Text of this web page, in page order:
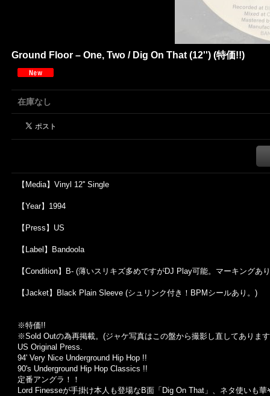
Ground Floor – One, Two / Dig On That (12'') (特価!!)
在庫なし
【Media】Vinyl 12'' Single
【Year】1994
【Press】US
【Label】Bandoola
【Condition】B- (薄いスリキズ多めですがDJ Play可能。マーキングあ
【Jacket】Black Plain Sleeve (シュリンク付き！BPMシールあり。)
※特価!!
※Sold Outの為再掲載。 (ジャケ写真はこの盤から撮影し直してありま
US Original Press.
94' Very Nice Underground Hip Hop !!
90's Underground Hip Hop Classics !!
定番アングラ！！
Lord Finesseが手掛け本人も登場なB面「Dig On That」、ネタ使いも